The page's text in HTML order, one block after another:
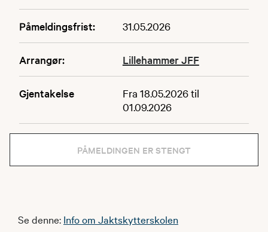
Påmeldingsfrist: 31.05.2026
Arrangør: Lillehammer JFF
Gjentakelse
Fra 18.05.2026 til
01.09.2026
PÅMELDINGEN ER STENGT
Se denne: Info om Jaktskytterskolen